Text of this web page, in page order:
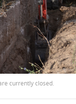
currently closed.